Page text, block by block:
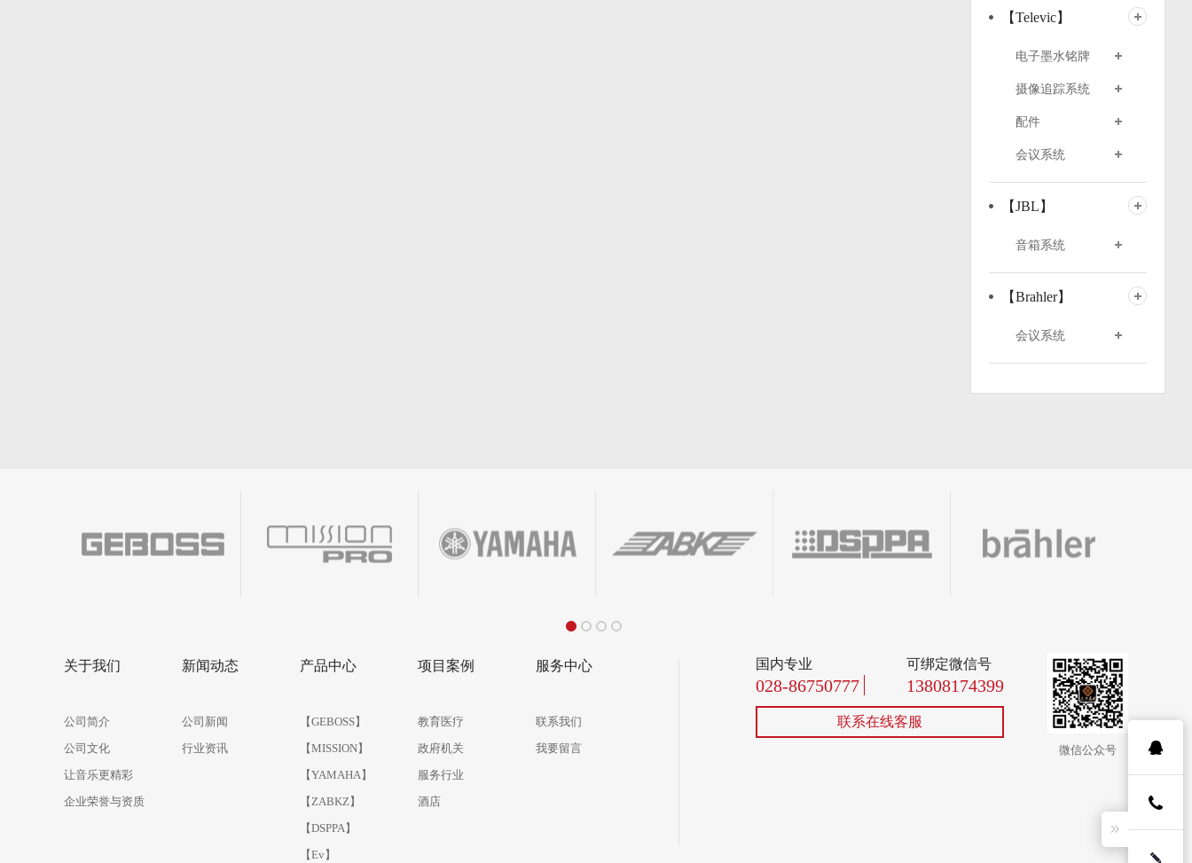
【Televic】
电子墨水铭牌
摄像追踪系统
配件
会议系统
【JBL】
音箱系统
【Brahler】
会议系统
关于我们
公司简介
公司文化
让音乐更精彩
企业荣誉与资质
新闻动态
公司新闻
行业资讯
产品中心
【GEBOSS】
【MISSION】
【YAMAHA】
【ZABKZ】
【DSPPA】
【Ev】
项目案例
教育医疗
政府机关
服务行业
酒店
服务中心
联系我们
我要留言
国内专业
028-86750777
可绑定微信号
13808174399
联系在线客服
微信公众号